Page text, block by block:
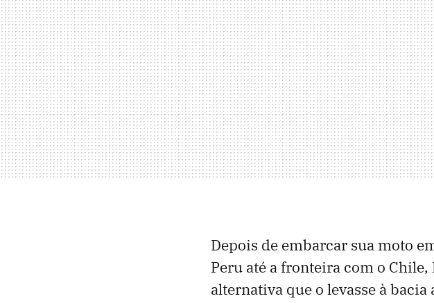
Depois de embarcar sua moto
Peru até a fronteira com o
alternativa que o levasse à bacia